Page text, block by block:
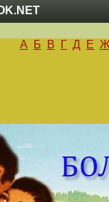
А Б В Г Д Е Ж